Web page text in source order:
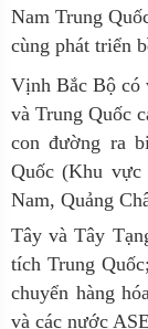
Nam Trung
cùng phát triển
Vịnh Bắc Bộ có
và Trung Quốc
con đường ra
Quốc (Khu
Nam, Quảng
Tây và Tây
tích Trung
chuyển hàng
và các nước